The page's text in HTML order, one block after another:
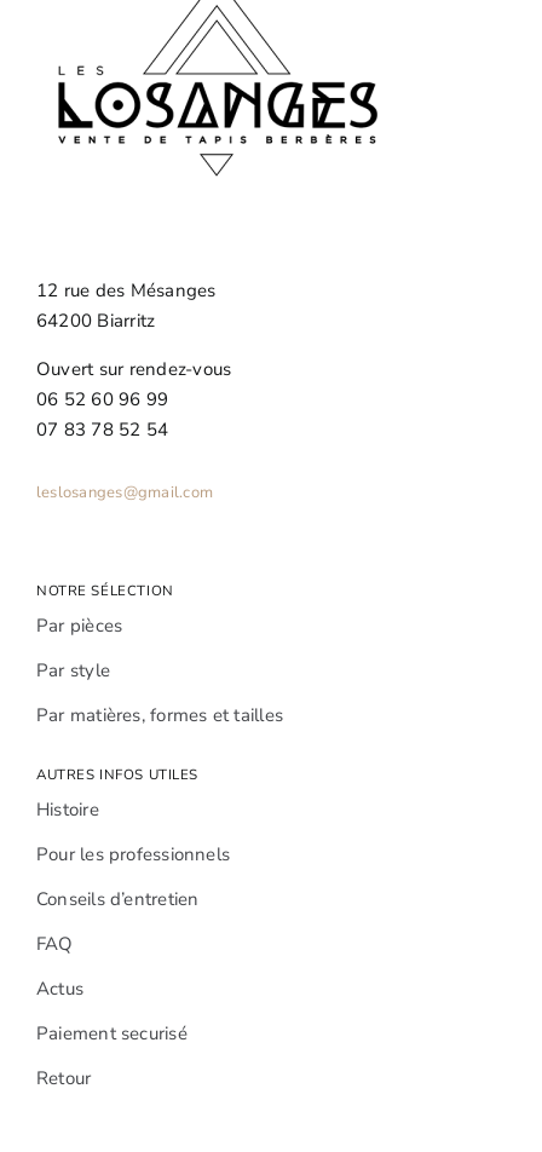
12 rue des Mésanges
64200 Biarritz
Ouvert sur rendez-vous
06 52 60 96 99
07 83 78 52 54
leslosanges@gmail.com
NOTRE SÉLECTION
Par pièces
Par style
Par matières, formes et tailles
AUTRES INFOS UTILES
Histoire
Pour les professionnels
Conseils d’entretien
FAQ
Actus
Paiement securisé
Retour